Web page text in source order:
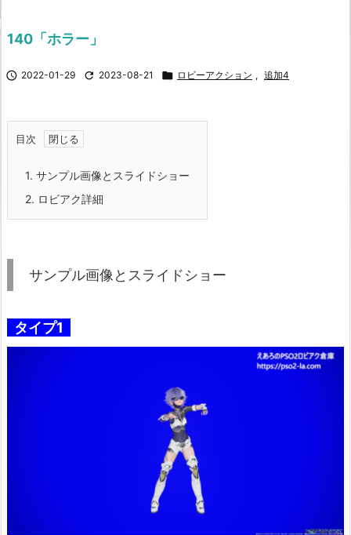
140「ホラー」
 2022-01-29  2023-08-21  ロビーアクション , 追加4
目次
1. サンプル画像とスライドショー
2. ロビアク詳細
サンプル画像とスライドショー
タイプ1